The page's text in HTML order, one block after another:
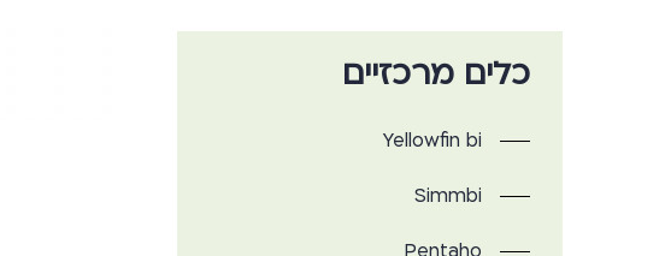
כלים מרכזיים
Yellowfin bi
Simmbi